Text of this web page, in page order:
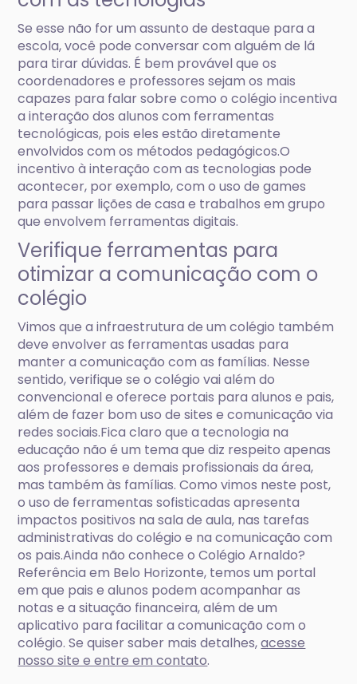
Se esse não for um assunto de destaque para a
escola, você pode conversar com alguém de lá
para tirar dúvidas. É bem provável que os
coordenadores e professores sejam os mais
capazes para falar sobre como o colégio incentiva
a interação dos alunos com ferramentas
tecnológicas, pois eles estão diretamente
envolvidos com os métodos pedagógicos.O
incentivo à interação com as tecnologias pode
acontecer, por exemplo, com o uso de games
para passar lições de casa e trabalhos em grupo
que envolvem ferramentas digitais.
Verifique ferramentas para
otimizar a comunicação com o
colégio
Vimos que a infraestrutura de um colégio também
deve envolver as ferramentas usadas para
manter a comunicação com as famílias. Nesse
sentido, verifique se o colégio vai além do
convencional e oferece portais para alunos e pais,
além de fazer bom uso de sites e comunicação via
redes sociais.Fica claro que a tecnologia na
educação não é um tema que diz respeito apenas
aos professores e demais profissionais da área,
mas também às famílias. Como vimos neste post,
o uso de ferramentas sofisticadas apresenta
impactos positivos na sala de aula, nas tarefas
administrativas do colégio e na comunicação com
os pais.Ainda não conhece o Colégio Arnaldo?
Referência em Belo Horizonte, temos um portal
em que pais e alunos podem acompanhar as
notas e a situação financeira, além de um
aplicativo para facilitar a comunicação com o
colégio. Se quiser saber mais detalhes,acesse
nosso site e entre em contato.